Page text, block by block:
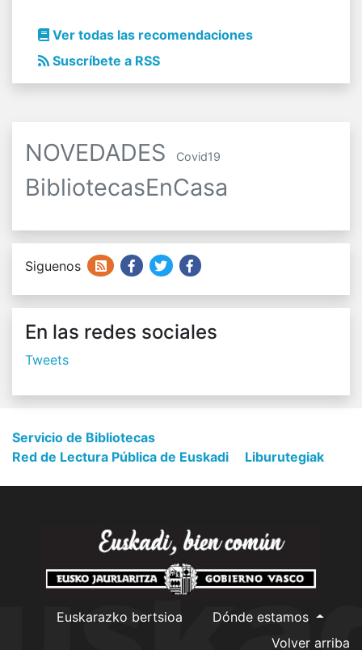
Ver todas las recomendaciones
Suscríbete a RSS
NOVEDADES Covid19
BibliotecasEnCasa
Siguenos
En las redes sociales
Tweets
Servicio de Bibliotecas
Red de Lectura Pública de Euskadi
Liburutegiak
Euskarazko bertsioa
Dónde estamos
Volver arriba